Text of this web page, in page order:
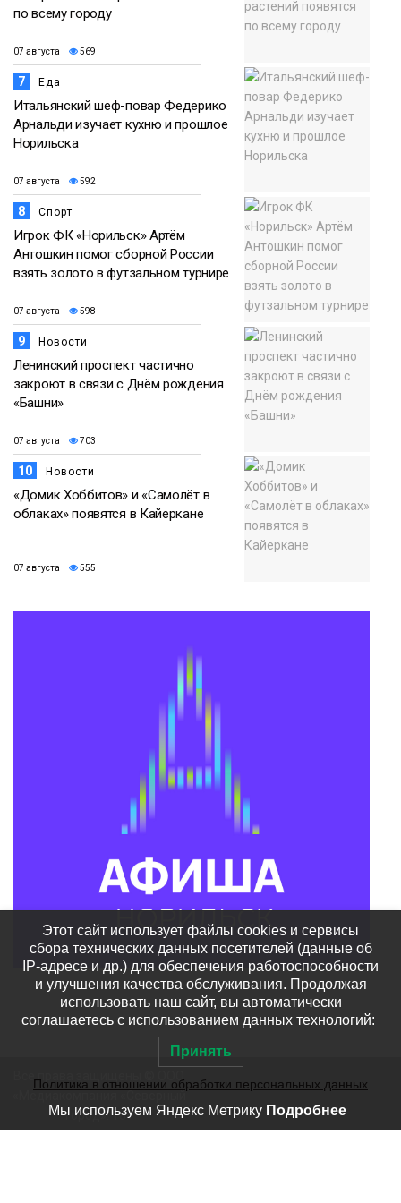
по всему городу
07 августа 569
7 Еда
Итальянский шеф-повар Федерико
Арнальди изучает кухню и прошлое
Норильска
07 августа 592
8 Спорт
Игрок ФК «Норильск» Артём
Антошкин помог сборной России
взять золото в футзальном турнире
07 августа 598
9 Новости
Ленинский проспект частично
закроют в связи с Днём рождения
«Башни»
07 августа 703
10 Новости
«Домик Хоббитов» и «Самолёт в
облаках» появятся в Кайеркане
07 августа 555
Все права защищены © ООО
город». 18+
Этот сайт использует файлы cookies и сервисы
сбора технических данных посетителей (данные об
IP-адресе и др.) для обеспечения работоспособности
и улучшения качества обслуживания. Продолжая
использовать наш сайт, вы автоматически
соглашаетесь с использованием данных технологий:
Принять
Политика в отношении обработки персональных данных
Мы используем Яндекс Метрику Подробнее